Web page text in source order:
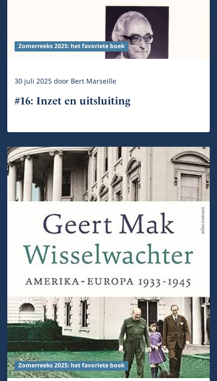
Zomerreeks 2025: het favoriete boek
30 juli 2025door Bert Marseille
#16: Inzet en uitsluiting
Zomerreeks 2025: het favoriete boek